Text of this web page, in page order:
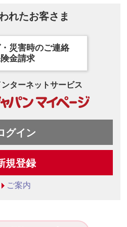
れたお客さま
災害時のご連絡
金請求
ターネットサービス
グイン
規登録
ご案内